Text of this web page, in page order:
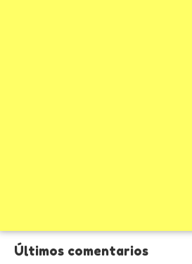
Últimos comentarios